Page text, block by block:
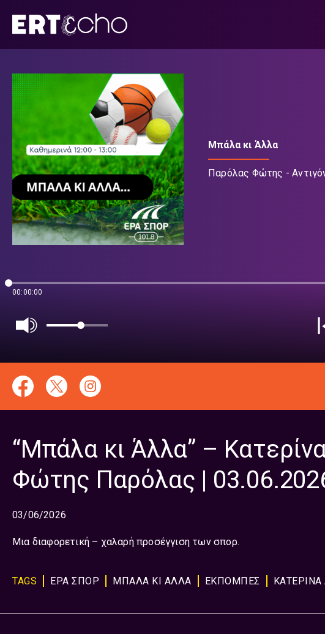
περιεχόμενο
Μπάλα κι Άλλα
Παρόλας Φώτης
00:00:00
“Μπάλα κι Άλλα” –
Φώτης Παρόλας |
03/06/2026
Μια διαφορετική – χαλαρή προσέγγιση των σπορ.
TAGS ΕΡΑ ΣΠΟΡ ΜΠΑΛΑ ΚΙ ΑΛΛΑ ΕΚΠΟΜΠΈΣ